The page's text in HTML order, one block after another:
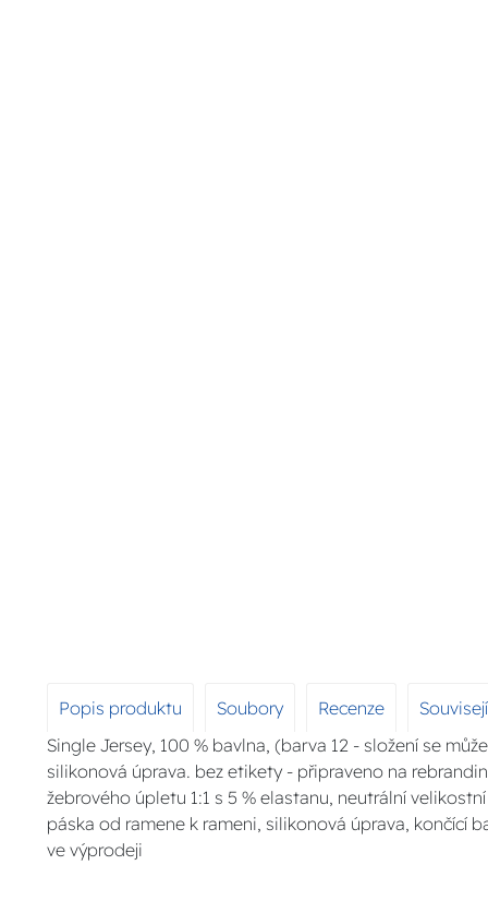
Popis produktu Soubory Recenze
Single Jersey, 100 % bavlna, (barva 12 - složení se
silikonová úprava. bez etikety - připraveno na
žebrového úpletu 1:1 s 5 % elastanu, neutrální
páska od ramene k rameni, silikonová úprava, končící
ve výprodeji